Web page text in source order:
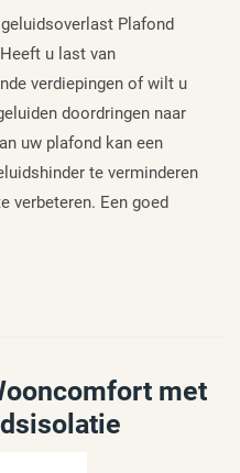
Plafond
u last van
verdiepingen of wilt u
doordringen naar
uw plafond kan een
te verminderen
verbeteren. Een goed
met